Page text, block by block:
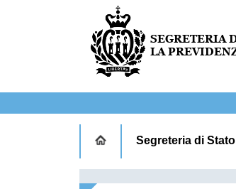
Segreteria di Stato